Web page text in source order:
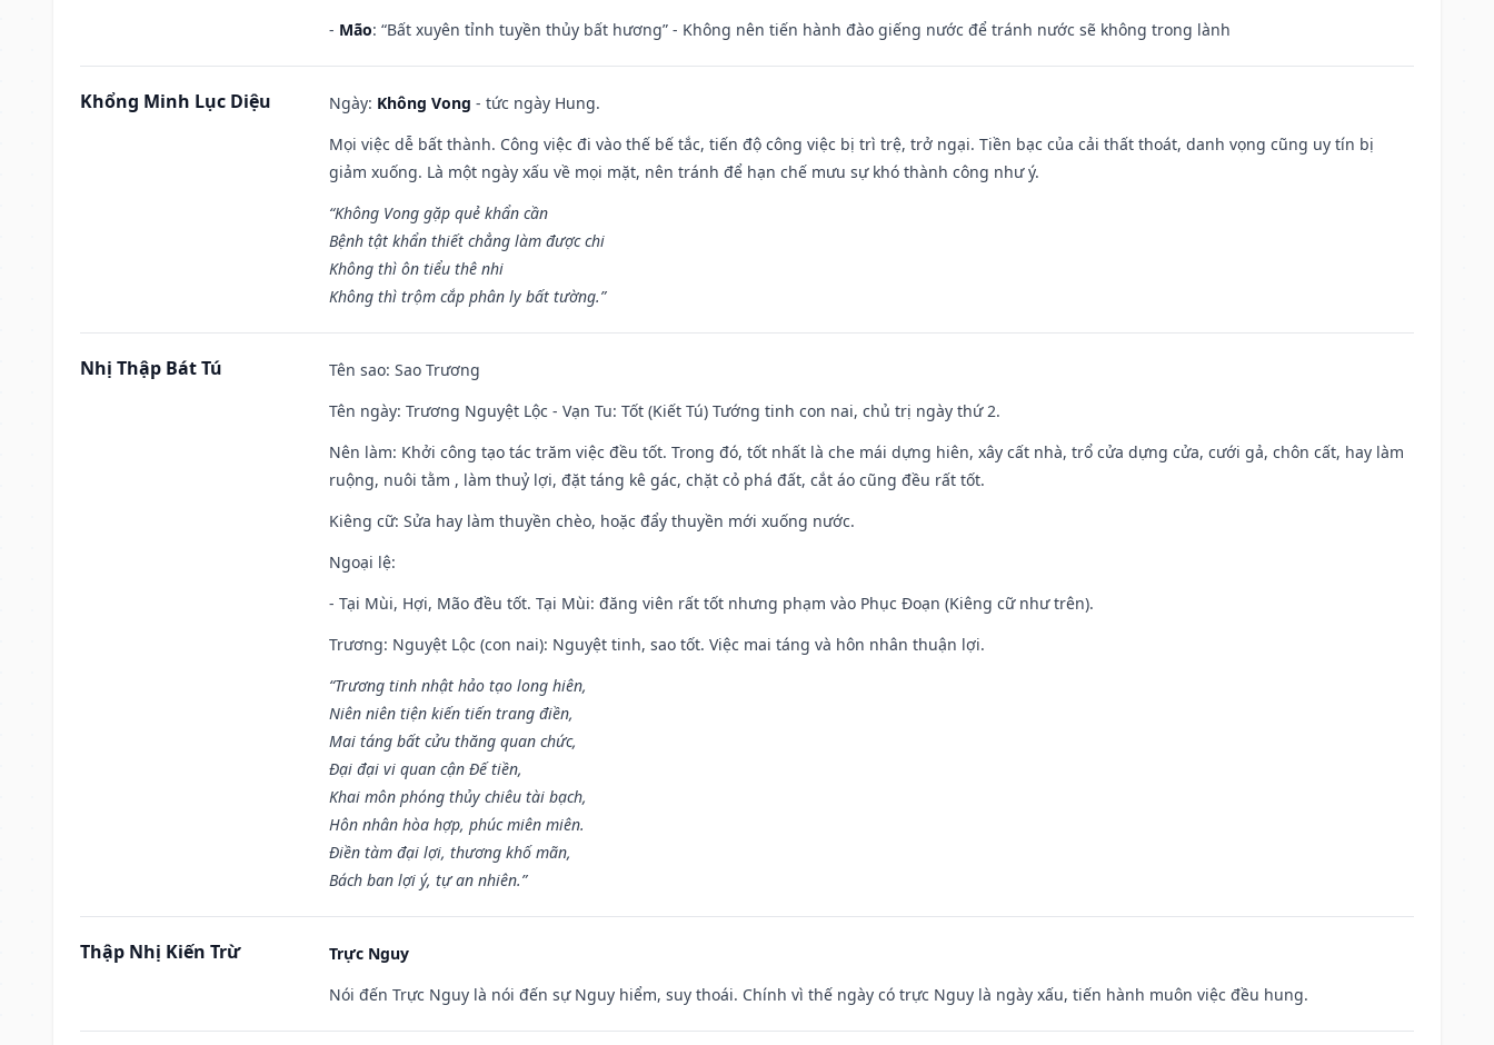
- Mão: “Bất xuyên tỉnh tuyền thủy bất hương” - Không nên tiến hành đào giếng nước để tránh nước sẽ không trong lành
Khổng Minh Lục Diệu Ngày: Không Vong - tức ngày Hung.
Mọi việc dễ bất thành. Công việc đi vào thế bế tắc, tiến độ công việc bị trì trệ, trở ngại. Tiền bạc của cải thất thoát, danh vọng cũng uy tín bị
giảm xuống. Là một ngày xấu về mọi mặt, nên tránh để hạn chế mưu sự khó thành công như ý.
“Không Vong gặp quẻ khẩn cần
Bệnh tật khẩn thiết chẳng làm được chi
Không thì ôn tiểu thê nhi
Không thì trộm cắp phân ly bất tường.”
Nhị Thập Bát Tú Tên sao: Sao Trương
Tên ngày: Trương Nguyệt Lộc - Vạn Tu: Tốt (Kiết Tú) Tướng tinh con nai, chủ trị ngày thứ 2.
Nên làm: Khởi công tạo tác trăm việc đều tốt. Trong đó, tốt nhất là che mái dựng hiên, xây cất nhà, trổ cửa dựng cửa, cưới gả, chôn cất, hay làm
ruộng, nuôi tằm , làm thuỷ lợi, đặt táng kê gác, chặt cỏ phá đất, cắt áo cũng đều rất tốt.
Kiêng cữ: Sửa hay làm thuyền chèo, hoặc đẩy thuyền mới xuống nước.
Ngoại lệ:
- Tại Mùi, Hợi, Mão đều tốt. Tại Mùi: đăng viên rất tốt nhưng phạm vào Phục Đoạn (Kiêng cữ như trên).
Trương: Nguyệt Lộc (con nai): Nguyệt tinh, sao tốt. Việc mai táng và hôn nhân thuận lợi.
“Trương tinh nhật hảo tạo long hiên,
Niên niên tiện kiến tiến trang điền,
Mai táng bất cửu thăng quan chức,
Đại đại vi quan cận Đế tiền,
Khai môn phóng thủy chiêu tài bạch,
Hôn nhân hòa hợp, phúc miên miên.
Điền tàm đại lợi, thương khố mãn,
Bách ban lợi ý, tự an nhiên.”
Thập Nhị Kiến Trừ
Trực Nguy
Nói đến Trực Nguy là nói đến sự Nguy hiểm, suy thoái. Chính vì thế ngày có trực Nguy là ngày xấu, tiến hành muôn việc đều hung.